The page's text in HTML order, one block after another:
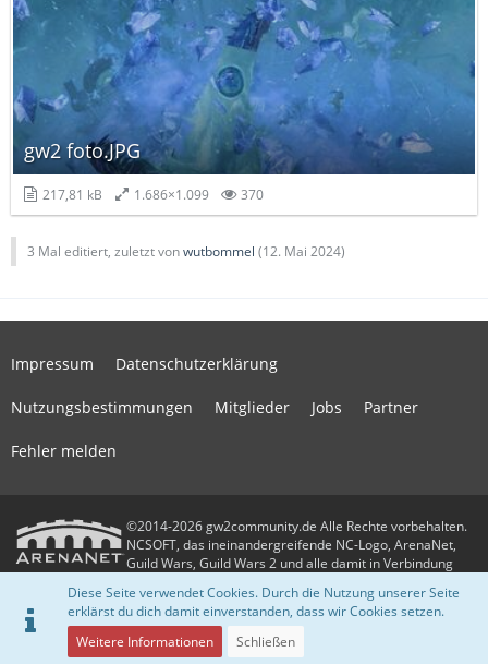
gw2 foto.JPG
217,81 kB 1.686×1.099 370
3 Mal editiert, zuletzt vonwutbommel (12. Mai 2024)
Impressum Datenschutzerklärung
Nutzungsbestimmungen Mitglieder Jobs Partner
Fehler melden
©2014-2026 gw2community.de Alle Rechte vorbehalten.
NCSOFT, das ineinandergreifende NC-Logo, ArenaNet,
Guild Wars, Guild Wars 2 und alle damit in Verbindung
Warenzeichen der NCSOFT Corporation. Alle anderen Warenzeichen oder
eingetragenen Warenzeichen sind das Eigentum ihrer jeweiligen Besitzer.
Community-Software:WoltLab Suite™
Diese Seite verwendet Cookies. Durch die Nutzung unserer Seite
erklärst du dich damit einverstanden, dass wir Cookies setzen.
Weitere Informationen
Schließen